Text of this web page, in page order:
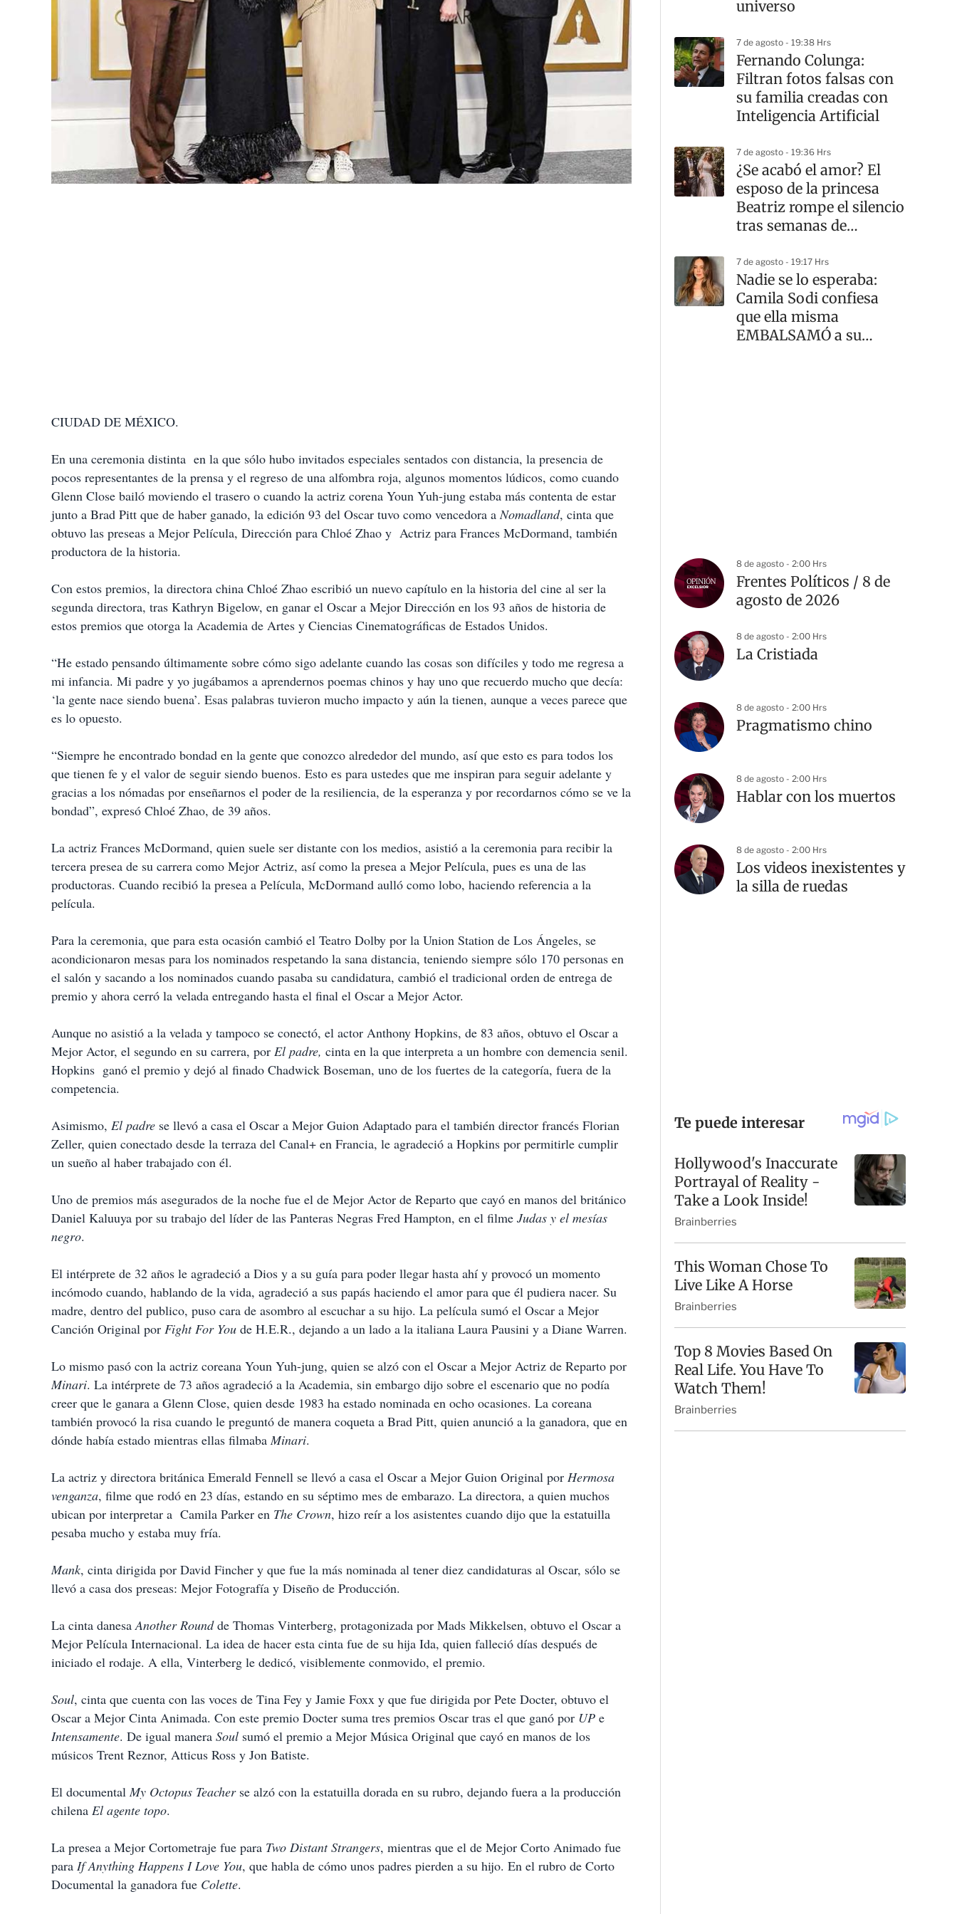
CIUDAD DE MÉXICO.
En una ceremonia distinta en la que sólo hubo invitados especiales sentados con distancia, la presencia de
pocos representantes de la prensa y el regreso de una alfombra roja, algunos momentos lúdicos, como cuando
Glenn Close bailó moviendo el trasero o cuando la actriz corena Youn Yuh-jung estaba más contenta de estar
junto a Brad Pitt que de haber ganado, la edición 93 del Oscar tuvo como vencedora aNomadland, cinta que
obtuvo las preseas a Mejor Película, Dirección para Chloé Zhao y Actriz para Frances McDormand, también
productora de la historia.
Con estos premios, la directora china Chloé Zhao escribió un nuevo capítulo en la historia del cine al ser la
segunda directora, tras Kathryn Bigelow, en ganar el Oscar a Mejor Dirección en los 93 años de historia de
estos premios que otorga la Academia de Artes y Ciencias Cinematográficas de Estados Unidos.
“He estado pensando últimamente sobre cómo sigo adelante cuando las cosas son difíciles y todo me regresa a
mi infancia. Mi padre y yo jugábamos a aprendernos poemas chinos y hay uno que recuerdo mucho que decía:
‘la gente nace siendo buena’. Esas palabras tuvieron mucho impacto y aún la tienen, aunque a veces parece que
es lo opuesto.
“Siempre he encontrado bondad en la gente que conozco alrededor del mundo, así que esto es para todos los
que tienen fe y el valor de seguir siendo buenos. Esto es para ustedes que me inspiran para seguir adelante y
gracias a los nómadas por enseñarnos el poder de la resiliencia, de la esperanza y por recordarnos cómo se ve la
bondad”, expresó Chloé Zhao, de 39 años.
La actriz Frances McDormand, quien suele ser distante con los medios, asistió a la ceremonia para recibir la
tercera presea de su carrera como Mejor Actriz, así como la presea a Mejor Película, pues es una de las
productoras. Cuando recibió la presea a Película, McDormand aulló como lobo, haciendo referencia a la
película.
Para la ceremonia, que para esta ocasión cambió el Teatro Dolby por la Union Station de Los Ángeles, se
acondicionaron mesas para los nominados respetando la sana distancia, teniendo siempre sólo 170 personas en
el salón y sacando a los nominados cuando pasaba su candidatura, cambió el tradicional orden de entrega de
premio y ahora cerró la velada entregando hasta el final el Oscar a Mejor Actor.
Aunque no asistió a la velada y tampoco se conectó, el actor Anthony Hopkins, de 83 años, obtuvo el Oscar a
Mejor Actor, el segundo en su carrera, por El padre, cinta en la que interpreta a un hombre con demencia senil.
Hopkins ganó el premio y dejó al finado Chadwick Boseman, uno de los fuertes de la categoría, fuera de la
competencia.
Asimismo, El padre se llevó a casa el Oscar a Mejor Guion Adaptado para el también director francés Florian
Zeller, quien conectado desde la terraza del Canal+ en Francia, le agradeció a Hopkins por permitirle cumplir
un sueño al haber trabajado con él.
Uno de premios más asegurados de la noche fue el de Mejor Actor de Reparto que cayó en manos del británico
Daniel Kaluuya por su trabajo del líder de las Panteras Negras Fred Hampton, en el filme Judas y el mesías
negro.
El intérprete de 32 años le agradeció a Dios y a su guía para poder llegar hasta ahí y provocó un momento
incómodo cuando, hablando de la vida, agradeció a sus papás haciendo el amor para que él pudiera nacer. Su
madre, dentro del publico, puso cara de asombro al escuchar a su hijo. La película sumó el Oscar a Mejor
Canción Original por Fight For You de H.E.R., dejando a un lado a la italiana Laura Pausini y a Diane Warren.
Lo mismo pasó con la actriz coreana Youn Yuh-jung, quien se alzó con el Oscar a Mejor Actriz de Reparto por
Minari. La intérprete de 73 años agradeció a la Academia, sin embargo dijo sobre el escenario que no podía
creer que le ganara a Glenn Close, quien desde 1983 ha estado nominada en ocho ocasiones. La coreana
también provocó la risa cuando le preguntó de manera coqueta a Brad Pitt, quien anunció a la ganadora, que en
dónde había estado mientras ellas filmabaMinari.
La actriz y directora británica Emerald Fennell se llevó a casa el Oscar a Mejor Guion Original por Hermosa
venganza, filme que rodó en 23 días, estando en su séptimo mes de embarazo. La directora, a quien muchos
ubican por interpretar a Camila Parker en The Crown, hizo reír a los asistentes cuando dijo que la estatuilla
pesaba mucho y estaba muy fría.
Mank, cinta dirigida por David Fincher y que fue la más nominada al tener diez candidaturas al Oscar, sólo se
llevó a casa dos preseas: Mejor Fotografía y Diseño de Producción.
La cinta danesaAnother Roundde Thomas Vinterberg, protagonizada por Mads Mikkelsen, obtuvo el Oscar a
Mejor Película Internacional. La idea de hacer esta cinta fue de su hija Ida, quien falleció días después de
iniciado el rodaje. A ella, Vinterberg le dedicó, visiblemente conmovido, el premio.
Soul, cinta que cuenta con las voces de Tina Fey y Jamie Foxx y que fue dirigida por Pete Docter, obtuvo el
Oscar a Mejor Cinta Animada. Con este premio Docter suma tres premios Oscar tras el que ganó por UP e
Intensamente. De igual manera Soul sumó el premio a Mejor Música Original que cayó en manos de los
músicos Trent Reznor, Atticus Ross y Jon Batiste.
El documentalMy Octopus Teacherse alzó con la estatuilla dorada en su rubro, dejando fuera a la producción
chilena El agente topo.
La presea a Mejor Cortometraje fue para Two Distant Strangers, mientras que el de Mejor Corto Animado fue
para If Anything Happens I Love You, que habla de cómo unos padres pierden a su hijo. En el rubro de Corto
Documental la ganadora fue Colette.
universo
7 de agosto - 19:38 Hrs
Fernando Colunga:
Filtran fotos falsas con
su familia creadas con
Inteligencia Artificial
7 de agosto - 19:36 Hrs
¿Se acabó el amor? El
esposo de la princesa
Beatriz rompe el silencio
tras semanas de
7 de agosto - 19:17 Hrs
Nadie se lo esperaba:
Camila Sodi confiesa
que ella misma
EMBALSAMÓ a su
8 de agosto - 2:00 Hrs
Frentes Políticos / 8 de
agosto de 2026
8 de agosto - 2:00 Hrs
La Cristiada
8 de agosto - 2:00 Hrs
Pragmatismo chino
8 de agosto - 2:00 Hrs
Hablar con los muertos
8 de agosto - 2:00 Hrs
Los videos inexistentes y
la silla de ruedas